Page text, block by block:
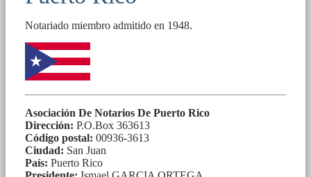
Notariado miembro admitido en 1948.
Asociación De Notarios De Puerto Rico
Dirección: P.O.Box 363613
Código postal: 00936-3613
Ciudad: San Juan
País: Puerto Rico